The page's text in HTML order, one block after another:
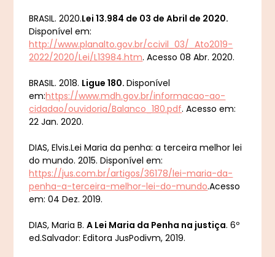
BRASIL. 2020.Lei 13.984 de 03 de Abril de 2020.
Disponível em:
http://www.planalto.gov.br/ccivil_03/_Ato2019-
2022/2020/Lei/L13984.htm. Acesso 08 Abr. 2020.
BRASIL. 2018. Ligue 180.Disponível
em:https://www.mdh.gov.br/informacao-ao-
cidadao/ouvidoria/Balanco_180.pdf. Acesso em:
22 Jan. 2020.
DIAS, Elvis.Lei Maria da penha: a terceira melhor lei
do mundo. 2015. Disponível em:
https://jus.com.br/artigos/36178/lei-maria-da-
penha-a-terceira-melhor-lei-do-mundo.Acesso
em: 04 Dez. 2019.
DIAS, Maria B.A Lei Maria da Penha na justiça. 6º
ed.Salvador: Editora JusPodivm, 2019.